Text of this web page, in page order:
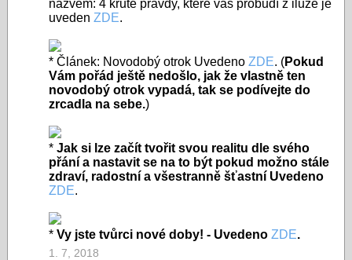
názvem: 4 kruté pravdy, které vás probudí z iluze je
uveden ZDE.
* Článek: Novodobý otrok Uvedeno ZDE. (Pokud
Vám pořád ještě nedošlo, jak že vlastně ten
novodobý otrok vypadá, tak se podívejte do
zrcadla na sebe.)
* Jak si lze začít tvořit svou realitu dle svého
přání a nastavit se na to být pokud možno stále
zdraví, radostní a všestranně šťastní Uvedeno
ZDE.
* Vy jste tvůrci nové doby! - Uvedeno ZDE.
1. 7, 2018